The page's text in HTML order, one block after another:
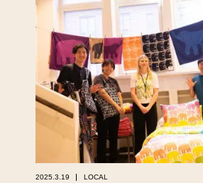
2025.3.19 LOCAL